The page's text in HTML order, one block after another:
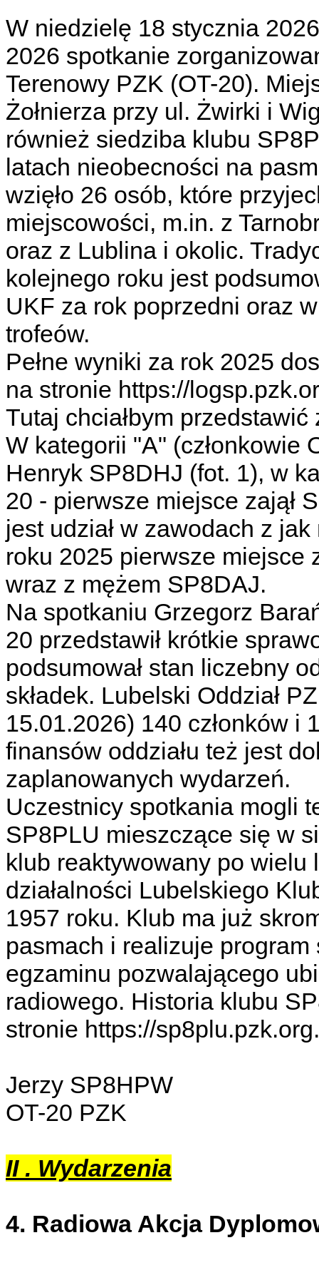
W niedzielę 18 stycznia
2026 spotkanie
Terenowy PZK (OT-20).
Żołnierza przy ul. Żwirki i
również siedziba klubu
latach nieobecności na
wzięło 26 osób, które
miejscowości, m.in. z
oraz z Lublina i okolic.
kolejnego roku jest
UKF za rok poprzedni oraz
trofeów.
Pełne wyniki za rok 2025
na stronie https://
Tutaj chciałbym
W kategorii "A" (członkowie
Henryk SP8DHJ (fot. 1), w
20 - pierwsze miejsce zajął
jest udział w zawodach z
roku 2025 pierwsze miejsce
wraz z mężem SP8DAJ.
Na spotkaniu Grzegorz
20 przedstawił krótkie
podsumował stan liczebny
składek. Lubelski Oddział
15.01.2026) 140 członków i
finansów oddziału też jest
zaplanowanych wydarzeń.
Uczestnicy spotkania mogli
SP8PLU mieszczące się w
klub reaktywowany po wielu
działalności Lubelskiego
1957 roku. Klub ma już
pasmach i realizuje
egzaminu pozwalającego
radiowego. Historia klubu
stronie https://
Jerzy SP8HPW
OT-20 PZK
II . Wydarzenia
4. Radiowa Akcja